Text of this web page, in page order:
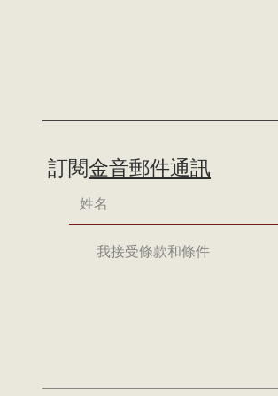
訂閱金音郵件通訊
我接受條款和條件